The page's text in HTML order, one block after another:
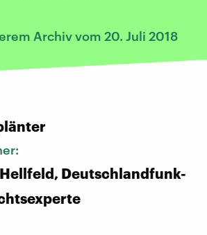
Archiv vom 20. Juli 2018
Deutschlandfunk-